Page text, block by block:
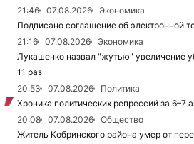
21:46
07.08.2026
Экономика
Подписано соглашение об электронной
21:16
07.08.2026
Экономика
Лукашенко назвал "жутью" увеличение
11 раз
20:53
07.08.2026
Политика
Хроника политических репрессий за 6–7
20:08
07.08.2026
Общество
Житель Кобринского района умер от